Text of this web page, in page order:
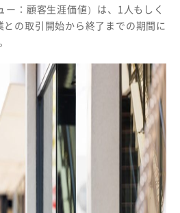
ー：顧客生涯価値）は、1人もしく
の取引開始から終了までの期間に